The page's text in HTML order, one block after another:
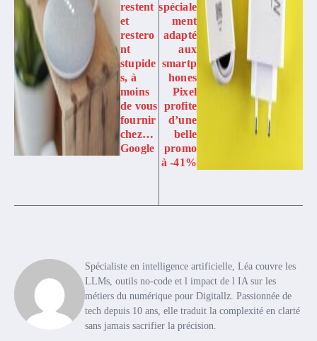
restent
et
restero
nt
stupide
s, à
moins
de vous
fournir
chez…
Google
spéciale
ment
adapté
aux
smartp
hones
Pixel
profite
d’une
belle
promo
à -41%
Spécialiste en intelligence artificielle, Léa couvre les
LLMs, outils no-code et l impact de l IA sur les
métiers du numérique pour Digitallz. Passionnée de
tech depuis 10 ans, elle traduit la complexité en clarté
sans jamais sacrifier la précision.